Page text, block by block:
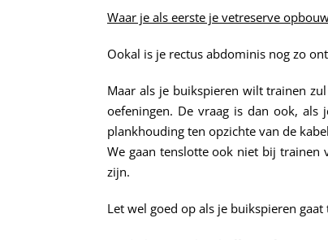
Waar je als eerste je vetreserve
Ookal is je rectus abdominis nog zo
Maar als je buikspieren wilt trainen
oefeningen. De vraag is dan ook, als
plankhouding ten opzichte van de
We gaan tenslotte ook niet bij trainen
zijn.
Let wel goed op als je buikspieren